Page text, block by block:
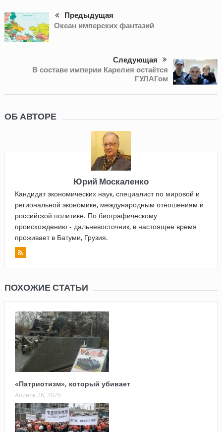
Предыдущая
Океан имперских фантазий
Следующая
В составе империи Карелия остаётся
ГУЛАГом
ОБ АВТОРЕ
Юрий Москаленко
Кандидат экономических наук, специалист по мировой и
региональной экономике, международным отношениям и
российской политике. По биографическому
происхождению - дальневосточник, в настоящее время
проживает в Батуми, Грузия.
ПОХОЖИЕ СТАТЬИ
«Патриотизм», который убивает
Апрель 26, 2026